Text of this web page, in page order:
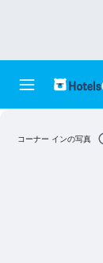
コーナー インの写真